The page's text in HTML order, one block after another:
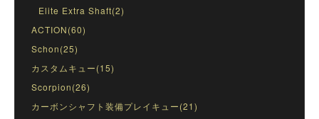
Elite Extra Shaft(2)
ACTION(60)
Schon(25)
カスタムキュー(15)
Scorpion(26)
カーボンシャフト装備プレイキュー(21)